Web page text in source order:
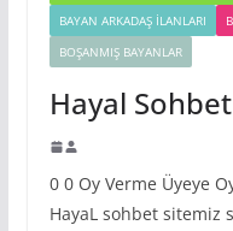
BAYAN ARKADAŞ İLANLARI
BOŞANMIŞ BAYANLAR
Hayal Sohbet
0 0 Oy Verme Üyeye
HayaL sohbet sitemiz